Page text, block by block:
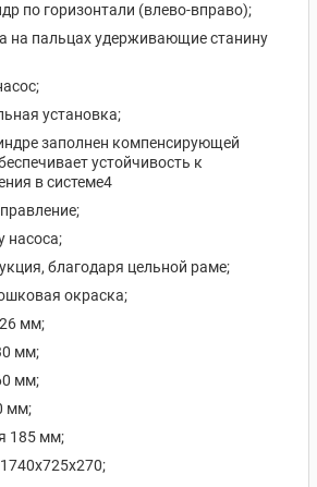
по горизонтали (влево-вправо);
на пальцах удерживающие станину
установка;
заполнен компенсирующей
устойчивость к
в системе4
насоса;
благодаря цельной раме;
окраска;
мм;
мм;
мм;
мм;
185 мм;